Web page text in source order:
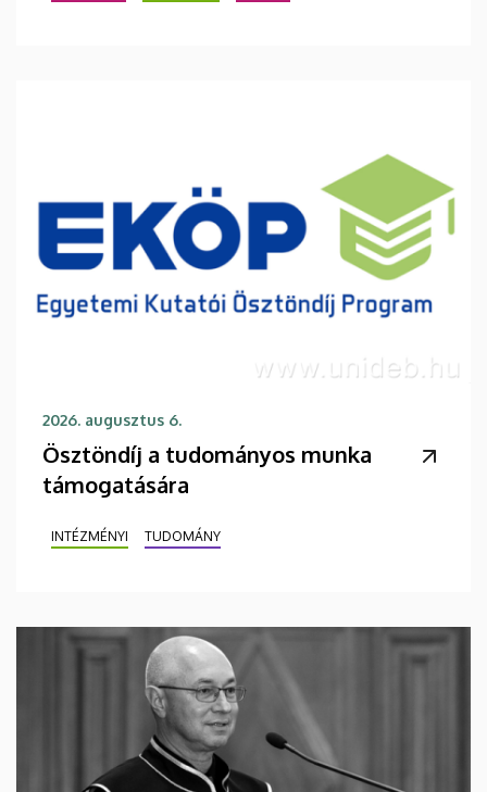
2026. augusztus 6.
Ösztöndíj a tudományos munka
támogatására
INTÉZMÉNYI TUDOMÁNY